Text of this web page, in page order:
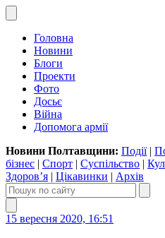
Головна
Новини
Блоги
Проекти
Фото
Досьє
Війна
Допомога армії
Новини Полтавщини: Події|
бізнес | Спорт | Суспільство |
Здоров’я | Цікавинки | Архів
15 вересня 2020, 16:51